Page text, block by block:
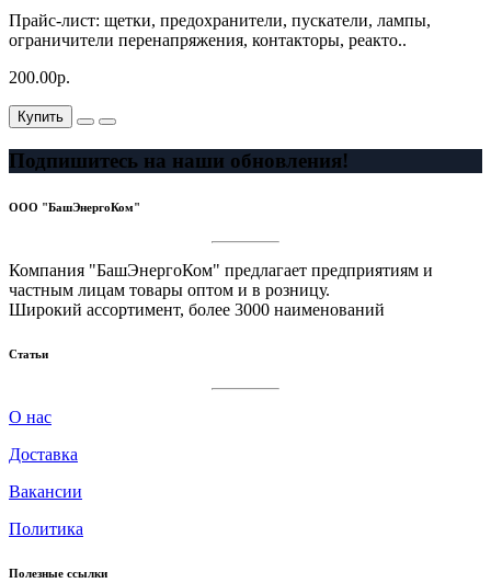
Прайс-лист: щетки, предохранители, пускатели, лампы,
ограничители перенапряжения, контакторы, реакто..
200.00р.
Купить
Подпишитесь на наши обновления!
ООО "БашЭнергоКом"
Компания "БашЭнергоКом" предлагает предприятиям и
частным лицам товары оптом и в розницу.
Широкий ассортимент, более 3000 наименований
Статьи
О нас
Доставка
Вакансии
Политика
Полезные ссылки